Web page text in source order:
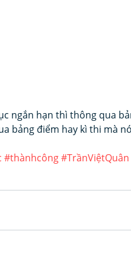
ngắn hạn thì thông qua
bảng điểm hay kì thi mà
#thànhcông#TrầnViệtQuân